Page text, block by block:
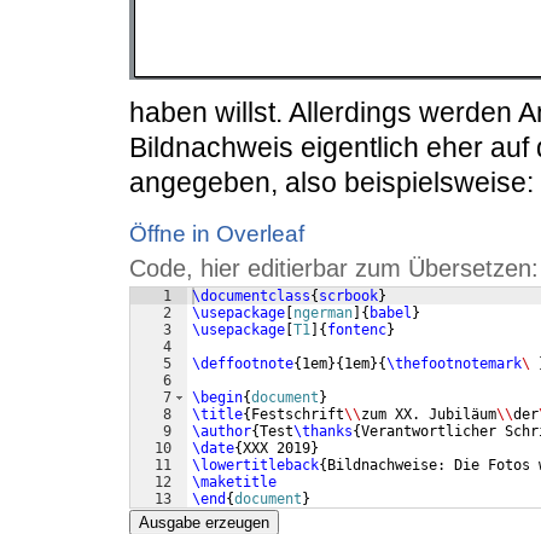
haben willst. Allerdings werden
Bildnachweis eigentlich eher
angegeben, also beispielsweise:
Öffne in Overleaf
Code, hier editierbar zum Übersetzen:
1
2
3
4
5
6
7
8
9
10
11
12
13
\documentclass{ scrbook}
\usepackage ngerman { babel }
\usepackage T1 { fontenc}
\deffootnote{ 1em}{ 1em}{\thefootnotemark\
\begin{document }
\title{ Festschrift\\zum XX. Jubiläum\\der
\author{Test\thanks{Verantwortlicher
\date{XXX 2019}
\lowertitleback{ Bildnachweise: Die
\maketitle
\end {document }
Ausgabe erzeugen